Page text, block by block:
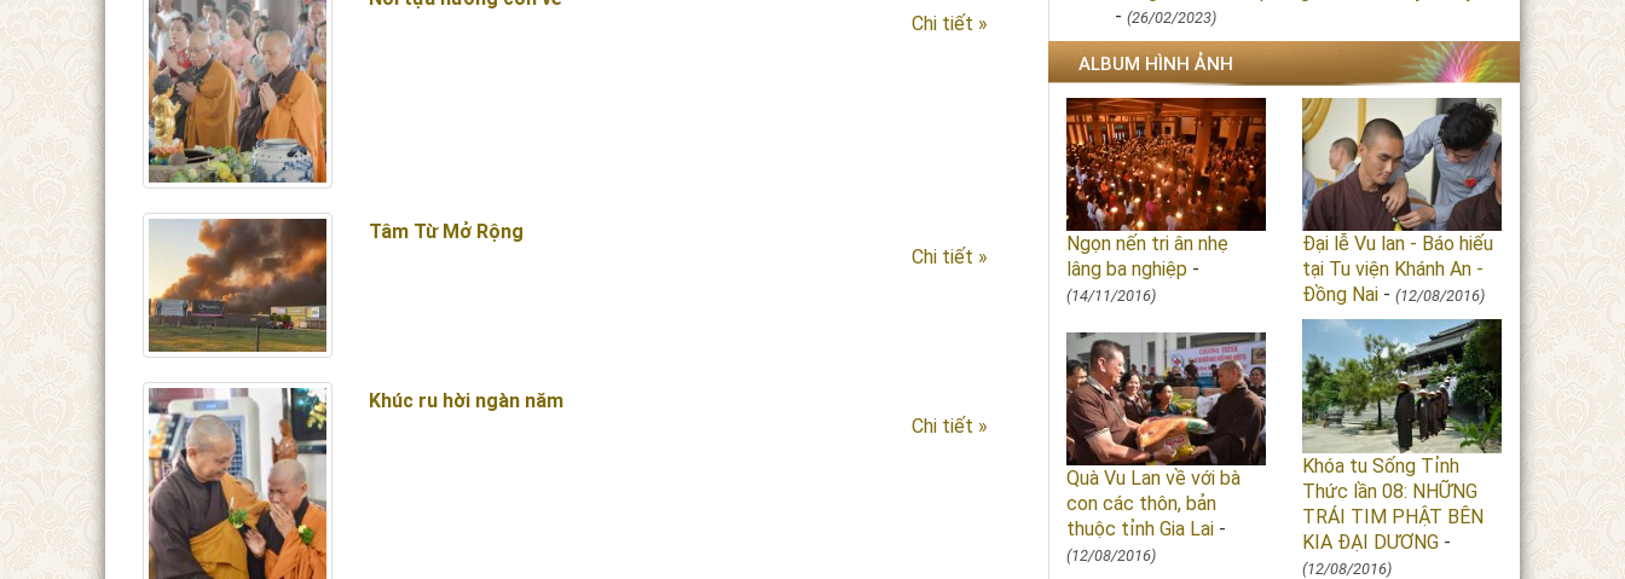
Chi tiết »
Tâm Từ Mở Rộng
Chi tiết »
Khúc ru hời ngàn năm
Chi tiết »
- (26/02/2023)
ALBUM HÌNH ẢNH
Ngọn nến tri ân nhẹ
lâng ba nghiệp-
(14/11/2016)
Đại lễ Vu lan - Báo hiếu
tại Tu viện Khánh An -
Đồng Nai- (12/08/2016)
Quà Vu Lan về với bà
con các thôn, bản
thuộc tỉnh Gia Lai-
(12/08/2016)
Khóa tu Sống Tỉnh
Thức lần 08: NHỮNG
TRÁI TIM PHẬT BÊN
KIA ĐẠI DƯƠNG-
(12/08/2016)